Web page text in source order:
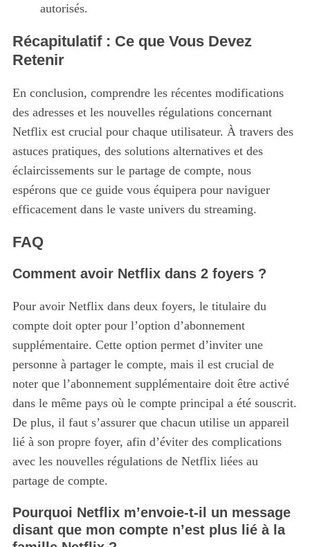
autorisés.
Récapitulatif : Ce que Vous Devez
Retenir
En conclusion, comprendre les récentes modifications
des adresses et les nouvelles régulations concernant
Netflix est crucial pour chaque utilisateur. À travers des
astuces pratiques, des solutions alternatives et des
éclaircissements sur le partage de compte, nous
espérons que ce guide vous équipera pour naviguer
efficacement dans le vaste univers du streaming.
FAQ
Comment avoir Netflix dans 2 foyers ?
Pour avoir Netflix dans deux foyers, le titulaire du
compte doit opter pour l’option d’abonnement
supplémentaire. Cette option permet d’inviter une
personne à partager le compte, mais il est crucial de
noter que l’abonnement supplémentaire doit être activé
dans le même pays où le compte principal a été souscrit.
De plus, il faut s’assurer que chacun utilise un appareil
lié à son propre foyer, afin d’éviter des complications
avec les nouvelles régulations de Netflix liées au
partage de compte.
Pourquoi Netflix m’envoie-t-il un message
disant que mon compte n’est plus lié à la